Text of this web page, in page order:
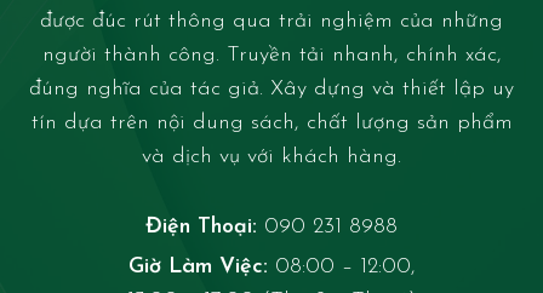
được đúc rút thông qua trải nghiệm của những
người thành công. Truyền tải nhanh, chính xác,
đúng nghĩa của tác giả. Xây dựng và thiết lập uy
tín dựa trên nội dung sách, chất lượng sản phẩm
và dịch vụ với khách hàng.
Điện Thoại: 090 231 8988
Giờ Làm Việc: 08:00 – 12:00,